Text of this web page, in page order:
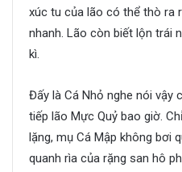
xúc tu của lão có thể thò ra
nhanh. Lão còn biết lộn trái
kì.
Đấy là Cá Nhỏ nghe nói vậy
tiếp lão Mực Quỷ bao giờ.
lặng, mụ Cá Mập không bơi
quanh rìa của rặng san hô